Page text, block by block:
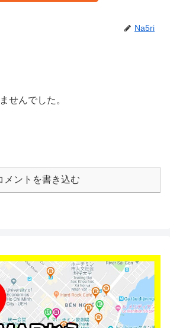
Na5ri
せんでした。
メントを書き込む